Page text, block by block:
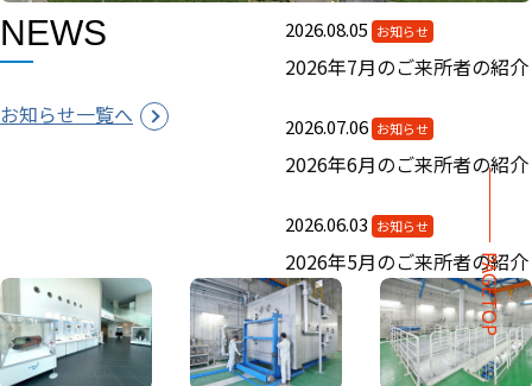
NEWS
お知らせ一覧へ
2026.08.05 お知らせ
2026年7月のご来所者の紹介
2026.07.06 お知らせ
2026年6月のご来所者の紹介
2026.06.03 お知らせ
2026年5月のご来所者の紹介
PAGETOP